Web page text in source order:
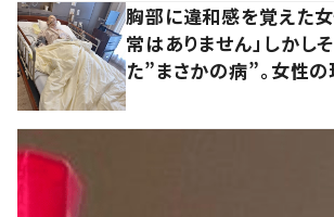
胸部に違和感を覚えた
常はありません」しか
た”まさかの病”。女性